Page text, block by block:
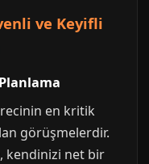
ve Keyifli
en kritik
görüşmelerdir.
kendinizi net bir